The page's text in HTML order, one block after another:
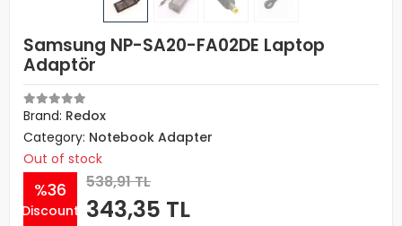
Samsung NP-SA20-FA02DE Laptop
Adaptör
Brand: Redox
Category: Notebook Adapter
Out of stock
%36
Discount
538,91 TL
343,35 TL